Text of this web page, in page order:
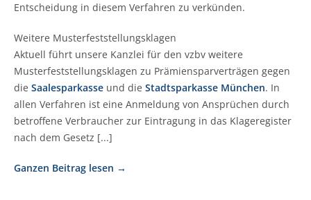
Entscheidung in diesem Verfahren zu verkünden.
Weitere Musterfeststellungsklagen
Aktuell führt unsere Kanzlei für den vzbv weitere
Musterfeststellungsklagen zu Prämiensparverträgen gegen
die Saalesparkasse und die Stadtsparkasse München. In
allen Verfahren ist eine Anmeldung von Ansprüchen durch
betroffene Verbraucher zur Eintragung in das Klageregister
nach dem Gesetz [...]
Ganzen Beitrag lesen